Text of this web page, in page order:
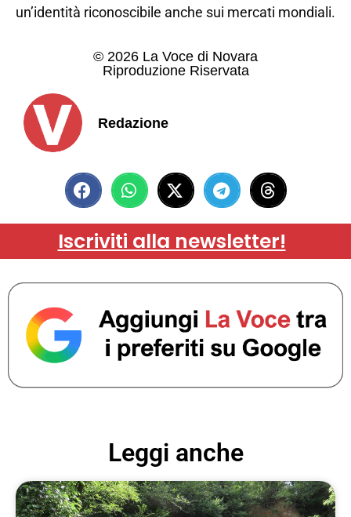
un’identità riconoscibile anche sui mercati mondiali.
© 2026 La Voce di Novara
Riproduzione Riservata
Redazione
Iscriviti alla newsletter!
Leggi anche